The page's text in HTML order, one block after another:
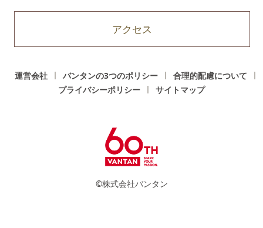
アクセス
運営会社 バンタンの3つのポリシー
合理的配慮について
プライバシーポリシー
サイトマップ
©株式会社バンタン